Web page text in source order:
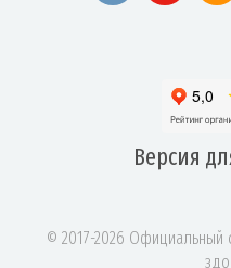
Версия
© 2017-2026 Официальный